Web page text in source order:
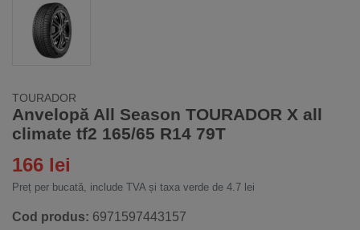
TOURADOR
Anvelopă All Season TOURADOR X all
climate tf2 165/65 R14 79T
166 lei
Preț per bucată, include TVA și taxa verde de 4.7 lei
Cod produs: 6971597443157